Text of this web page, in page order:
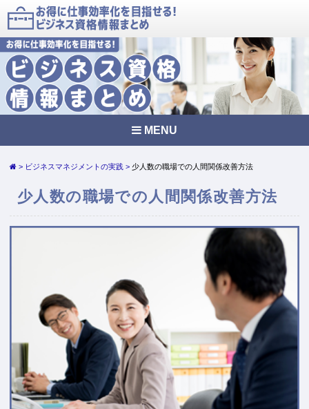
MENU
ビジネスマネジメントの実践 少人数の職場での人間関係改善方法
少人数の職場での人間関係改善方法